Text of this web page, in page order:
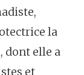
la
dont elle a
et